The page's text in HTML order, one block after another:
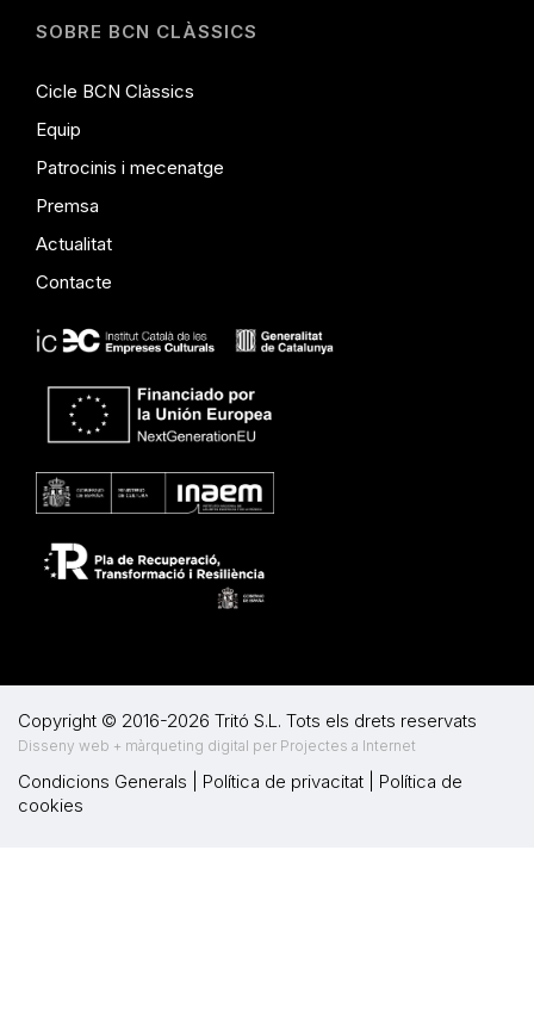
SOBRE BCN CLÀSSICS
Cicle BCN Clàssics
Equip
Patrocinis i mecenatge
Premsa
Actualitat
Contacte
Copyright © 2016-2026 Tritó S.L. Tots els drets reservats
Disseny web + màrqueting digital per Projectes a Internet
Condicions Generals Política de privacitat
Política de
cookies